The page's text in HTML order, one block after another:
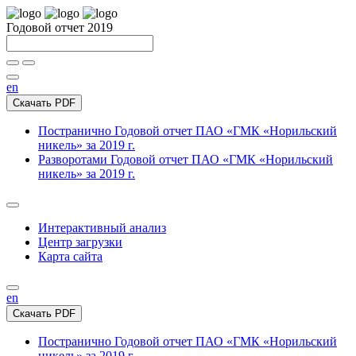
Годовой отчет 2019
en
Скачать PDF
Постранично Годовой отчет ПАО «ГМК «Норильский
никель» за 2019 г.
Разворотами Годовой отчет ПАО «ГМК «Норильский
никель» за 2019 г.
Интерактивный анализ
Центр загрузки
Карта сайта
en
Скачать PDF
Постранично Годовой отчет ПАО «ГМК «Норильский